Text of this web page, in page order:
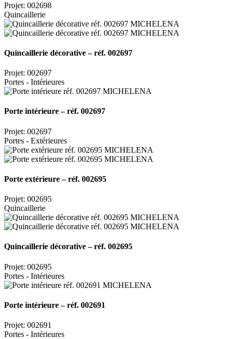
Projet: 002698
Quincaillerie
Quincaillerie décorative – réf. 002697
Projet: 002697
Portes - Intérieures
Porte intérieure – réf. 002697
Projet: 002697
Portes - Extérieures
Porte extérieure – réf. 002695
Projet: 002695
Quincaillerie
Quincaillerie décorative – réf. 002695
Projet: 002695
Portes - Intérieures
Porte intérieure – réf. 002691
Projet: 002691
Portes - Intérieures